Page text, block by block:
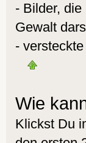
- Bilder,
Gewalt
-
Wie
Klickst Du